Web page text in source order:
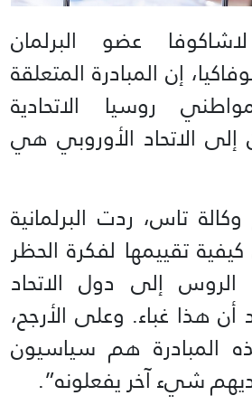
عضو البرلمان
إن المبادرة المتعلقة
روسيا الاتحادية
الاتحاد الأوروبي هي
تاس، ردت البرلمانية
تقييمها لفكرة الحظر
الروس إلى دول الاتحاد
أن هذا غباء. وعلى الأرجح،
المبادرة هم سياسيون
شيء آخر يفعلونه”.